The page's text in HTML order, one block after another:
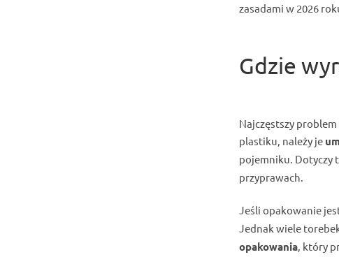
zasadami w 2026
Gdzie
Najczęstszy
plastiku, należy je
pojemniku. Dotyczy
przyprawach.
Jeśli opakowanie
Jednak wiele
opakowania, który